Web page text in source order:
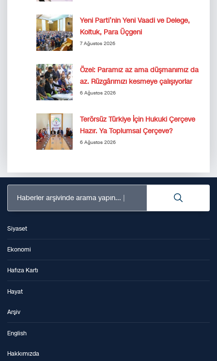
Yeni Parti’nin Yeni Vaadi ve Delege,
Koltuk, Para Üçgeni
7 Ağustos 2026
Özel: Paramız az ama düşmanımız da
az. Rüzgârımızı kesmeye çalışıyorlar
6 Ağustos 2026
Terörsüz Türkiye İçin Hukuki Çerçeve
Hazır. Ya Toplumsal Çerçeve?
6 Ağustos 2026
Haberler arşivinde arama yapın...
Siyaset
Ekonomi
Hafıza Kartı
Hayat
Arşiv
English
Hakkımızda